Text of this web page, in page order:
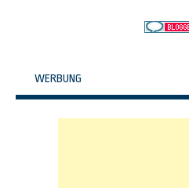
WERBUNG